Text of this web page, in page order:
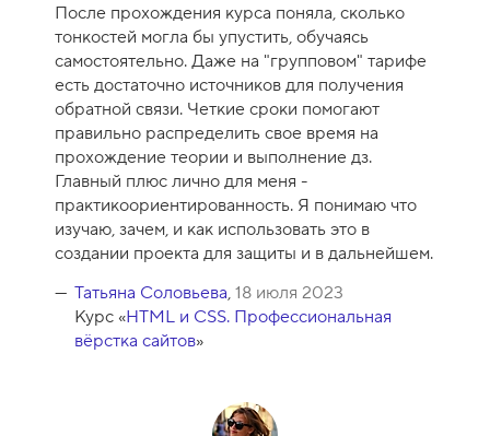
е
н
к
а
к
у
р
с
а
-
1
0
После прохождения курса поняла, сколько
тонкостей могла бы упустить, обучаясь
самостоятельно. Даже на "групповом" тарифе
есть достаточно источников для получения
обратной связи. Четкие сроки помогают
правильно распределить свое время на
прохождение теории и выполнение дз.
Главный плюс лично для меня -
практикоориентированность. Я понимаю что
изучаю, зачем, и как использовать это в
создании проекта для защиты и в дальнейшем.
Татьяна Соловьева, 18 июля 2023
Курс «HTML и CSS. Профессиональная
вёрстка сайтов»